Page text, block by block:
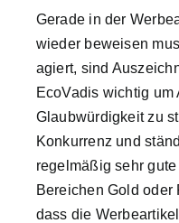
Gerade in der
wieder beweisen
agiert, sind
EcoVadis wichtig um
Glaubwürdigkeit zu
Konkurrenz und
regelmäßig sehr
Bereichen Gold oder
dass die